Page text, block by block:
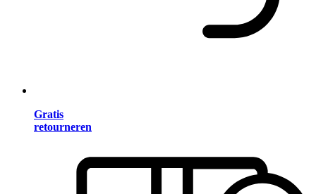
Gratis
retourneren